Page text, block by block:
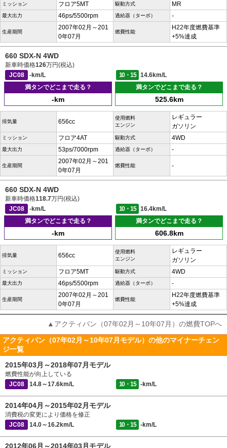
ミッション フロア5MT 駆動方式 MR
最大出力 46ps/5500rpm 過給器（ターボ） -
生産期間
2007年02月～201
0年07月
燃費性能
H22年度燃費基準
+5%達成
660 SDX-N 4WD
新車時価格126万円(税込)
JC08
-km/L 10・15
14.6km/L
満タンでどこまで走る？
-km
満タンでどこまで走る？
525.6km
排気量 656cc
使用燃料
エンジン
レギュラー
ガソリン
ミッション フロア4AT 駆動方式 4WD
最大出力 53ps/7000rpm 過給器（ターボ） -
生産期間
2007年02月～201
0年07月
燃費性能 -
660 SDX-N 4WD
新車時価格118.7万円(税込)
JC08
-km/L 10・15
16.4km/L
満タンでどこまで走る？
-km
満タンでどこまで走る？
606.8km
排気量 656cc
使用燃料
エンジン
レギュラー
ガソリン
ミッション フロア5MT 駆動方式 4WD
最大出力 46ps/5500rpm 過給器（ターボ） -
生産期間
2007年02月～201
0年07月
燃費性能
H22年度燃費基準
+5%達成
▲アクティバン（07年02月～10年07月）の燃費TOPへ
アクティバン（07年02月～10年07月モデル）の他のマイナーチェン
ジ一覧
2015年03月～2018年07月モデル
燃費性能が向上している
JC08
14.8～17.6km/L 10・15 -km/L
2014年04月～2015年02月モデル
消費税の変更により価格を修正
JC08
14.0～16.2km/L 10・15 -km/L
2012年06月～2014年03月モデル